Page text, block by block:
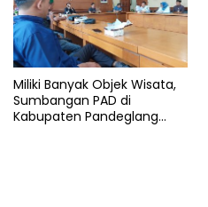
Miliki Banyak Objek Wisata,
Sumbangan PAD di
Kabupaten Pandeglang